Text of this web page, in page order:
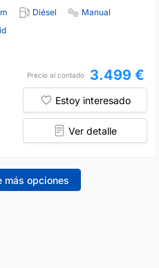
Diésel
Manual
Precio al contado 3.499 €
Estoy interesado
Ver detalle
más opciones